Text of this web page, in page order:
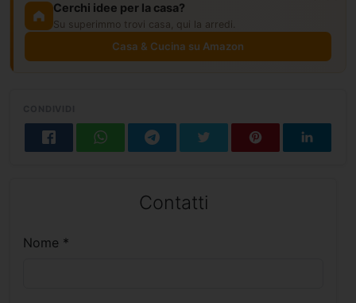
Cerchi idee per la casa?
Su superimmo trovi casa, qui la arredi.
Casa & Cucina su Amazon
Contatti
Nome *